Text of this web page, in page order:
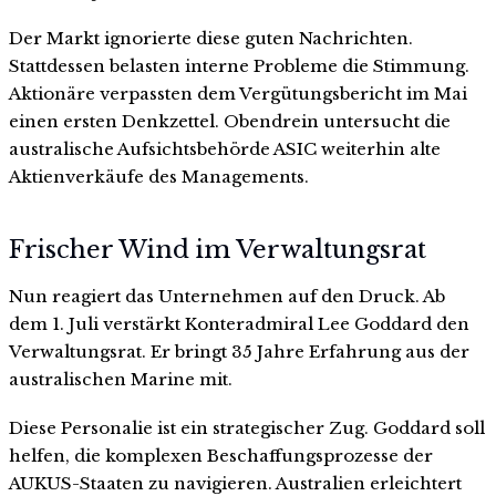
Der Markt ignorierte diese guten Nachrichten.
Stattdessen belasten interne Probleme die Stimmung.
Aktionäre verpassten dem Vergütungsbericht im Mai
einen ersten Denkzettel. Obendrein untersucht die
australische Aufsichtsbehörde ASIC weiterhin alte
Aktienverkäufe des Managements.
Frischer Wind im Verwaltungsrat
Nun reagiert das Unternehmen auf den Druck. Ab
dem 1. Juli verstärkt Konteradmiral Lee Goddard den
Verwaltungsrat. Er bringt 35 Jahre Erfahrung aus der
australischen Marine mit.
Diese Personalie ist ein strategischer Zug. Goddard soll
helfen, die komplexen Beschaffungsprozesse der
AUKUS-Staaten zu navigieren. Australien erleichtert